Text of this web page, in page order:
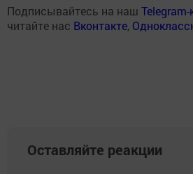
Подписывайтесь на наш Telegram-
читайте нас Вконтакте,
Оставляйте реакции